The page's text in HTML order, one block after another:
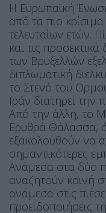
Η Ευρωπαϊκή
από τα πιο
τελευταίων ετών.
και τις
των Βρυξελλών
διπλωματική
το Στενό του
Ιράν διατηρεί την
Από την άλλη, το
Ερυθρά Θάλασσα,
εξακολουθούν να
σημαντικότερες
Ανάμεσα στα δύο
αναζητούν κοινή
ανάμεσα στις
προειδοποιήσεις